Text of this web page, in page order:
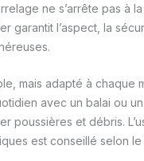
ne s’arrête pas à
garantit l’aspect, la
mais adapté à chaque
avec un balai ou
poussières et débris.
est conseillé selon le